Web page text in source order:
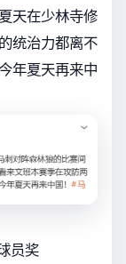
天在少林寺修
统治力都离不
年夏天再来中
员奖